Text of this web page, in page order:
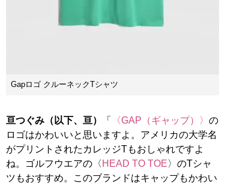
Gapロゴ クルーネックTシャツ
亘つぐみ（以下、亘） 「 〈GAP（ギャップ）〉 の
ロゴはかわいいと思いますよ。アメリカの大学名
がプリントされたカレッジTもおしゃれですよ
ね。ゴルフウエアの〈 HEAD TO TOE〉のTシャ
ツもおすすめ。このブランドはキャップもかわい